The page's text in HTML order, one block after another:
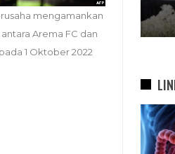
mengamankan
Arema FC dan
1 Oktober 2022
Agu 2026